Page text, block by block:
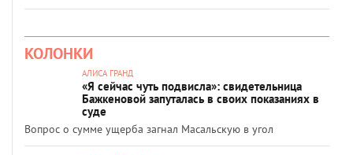
КОЛОНКИ
АЛИСА ГРАНД
«Я сейчас чуть подвисла»: свидетельница
Бажкеновой запуталась в своих показаниях в
суде
Вопрос о сумме ущерба загнал Масальскую в угол